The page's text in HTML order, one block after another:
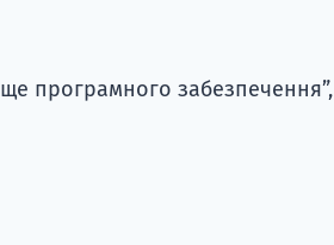
програмного забезпечення”,